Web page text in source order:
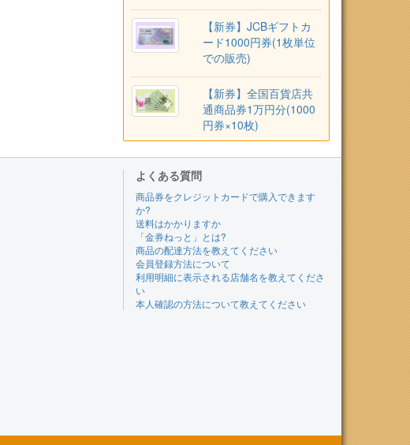
【新券】JCBギフトカ
ード1000円券(1枚単位
での販売)
【新券】全国百貨店共
通商品券1万円分(1000
円券×10枚)
よくある質問
商品券をクレジットカードで購入できます
か?
送料はかかりますか
「金券ねっと」とは?
商品の配達方法を教えてください
会員登録方法について
利用明細に表示される店舗名を教えてくださ
い
本人確認の方法について教えてください